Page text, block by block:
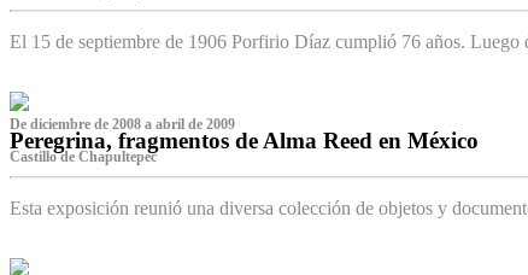
El 15 de septiembre de 1906 Porfirio Díaz cumplió 76 años.
De diciembre de 2008 a abril de 2009
Peregrina, fragmentos de Alma Reed en México
Castillo de Chapultepec
Esta exposición reunió una diversa colección de objetos y